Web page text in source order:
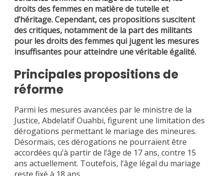
droits des femmes en matière de tutelle et
d’héritage. Cependant, ces propositions suscitent
des critiques, notamment de la part des militants
pour les droits des femmes qui jugent les mesures
insuffisantes pour atteindre une véritable égalité.
Principales propositions de
réforme
Parmi les mesures avancées par le ministre de la
Justice, Abdelatif Ouahbi, figurent une limitation des
dérogations permettant le mariage des mineures.
Désormais, ces dérogations ne pourraient être
accordées qu’à partir de l’âge de 17 ans, contre 15
ans actuellement. Toutefois, l’âge légal du mariage